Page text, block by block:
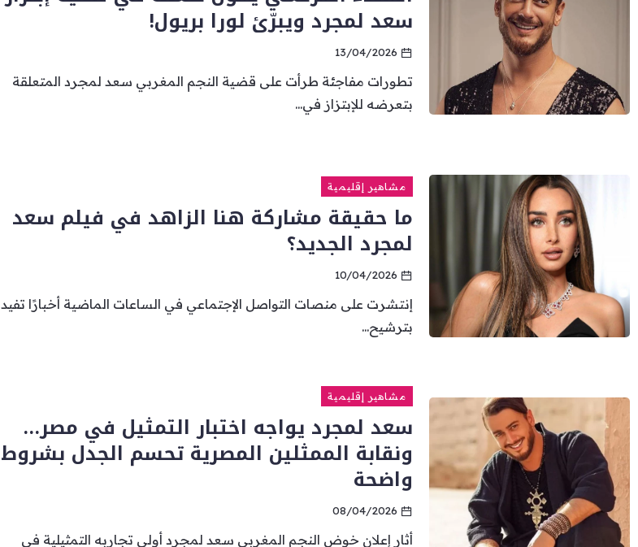
سعد لمجرد ويبرّئ لورا بريول!
13/04/2026
تطورات مفاجئة طرأت على قضية النجم المغربي سعد لمجرد المتعلقة
بتعرضه للإبتزاز في...
مشاهير إقليمية
ما حقيقة مشاركة هنا الزاهد في فيلم سعد
لمجرد الجديد؟
10/04/2026
إنتشرت على منصات التواصل الإجتماعي في الساعات الماضية أخبارًا تفيد
بترشيح...
مشاهير إقليمية
سعد لمجرد يواجه اختبار التمثيل في مصر…
ونقابة الممثلين المصرية تحسم الجدل بشروط
واضحة
08/04/2026
أثار إعلان خوض النجم المغربي سعد لمجرد أولى تجاربه التمثيلية في